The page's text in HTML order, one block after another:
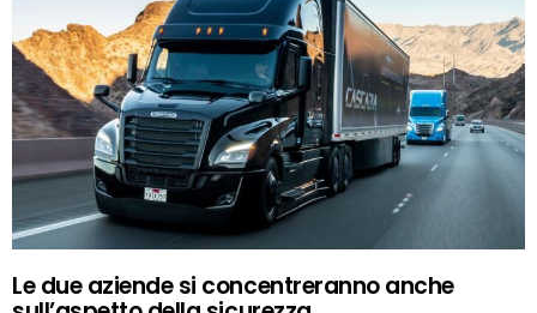
Le due aziende si concentreranno anche